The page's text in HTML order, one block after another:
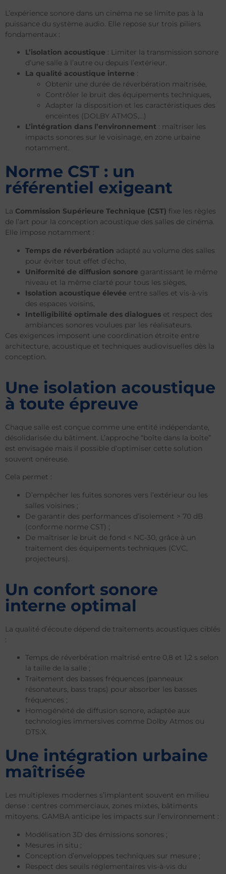
L’expérience sonore dans un cinéma ne se limite pas à la
puissance du système audio. Elle repose sur trois piliers
fondamentaux :
L’isolation acoustique : Limiter la transmission sonore
d’une salle à l’autre ou depuis l’extérieur.
La qualité acoustique interne :
Obtenir une durée de réverbération maitrisée,
Contrôler le bruit des équipements techniques,
Adapter la disposition et les caractéristiques des
enceintes (DOLBY ATMOS,…)
L’intégration dans l’environnement : maîtriser les
impacts sonores sur le voisinage, en zone urbaine
notamment.
Norme CST : un
référentiel exigeant
La Commission Supérieure Technique (CST) fixe les règles
de l’art pour la conception acoustique des salles de cinéma.
Elle impose notamment :
Temps de réverbération adapté au volume des salles
pour éviter tout effet d’écho,
Uniformité de diffusion sonore garantissant le même
niveau et la même clarté pour tous les sièges,
Isolation acoustique élevée entre salles et vis-à-vis
des espaces voisins,
Intelligibilité optimale des dialogues et respect des
ambiances sonores voulues par les réalisateurs.
Ces exigences imposent une coordination étroite entre
architecture, acoustique et techniques audiovisuelles dès la
conception.
Une isolation acoustique
à toute épreuve
Chaque salle est conçue comme une entité indépendante,
désolidarisée du bâtiment. L’approche “boîte dans la boîte”
est envisagée mais il possible d’optimiser cette solution
souvent onéreuse.
Cela permet :
D’empêcher les fuites sonores vers l’extérieur ou les
salles voisines ;
De garantir des performances d’isolement > 70 dB
(conforme norme CST) ;
De maîtriser le bruit de fond < NC-30, grâce à un
traitement des équipements techniques (CVC,
projecteurs).
Un confort sonore
interne optimal
La qualité d’écoute dépend de traitements acoustiques ciblés
:
Temps de réverbération maîtrisé entre 0,8 et 1,2 s selon
la taille de la salle ;
Traitement des basses fréquences (panneaux
résonateurs, bass traps) pour absorber les basses
fréquences ;
Homogénéité de diffusion sonore, adaptée aux
technologies immersives comme Dolby Atmos ou
DTS:X.
Une intégration urbaine
maîtrisée
Les multiplexes modernes s’implantent souvent en milieu
dense : centres commerciaux, zones mixtes, bâtiments
mitoyens. GAMBA anticipe les impacts sur l’environnement :
Modélisation 3D des émissions sonores ;
Mesures in situ ;
Conception d’enveloppes techniques sur mesure ;
Respect des seuils réglementaires vis-à-vis du